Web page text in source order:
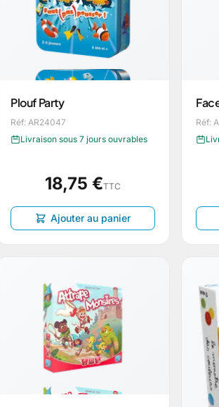
Plouf Party
Réf: AR24047
Livraison sous 7 jours ouvrables
18,75 €TTC
Ajouter au panier
Réf: